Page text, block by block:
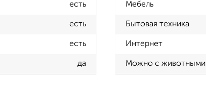
есть Мебель
есть Бытовая техника
есть Интернет
да Можно с животными